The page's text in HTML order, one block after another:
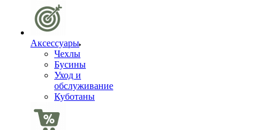
Аксессуары
Чехлы
Бусины
Уход и
обслуживание
Куботаны